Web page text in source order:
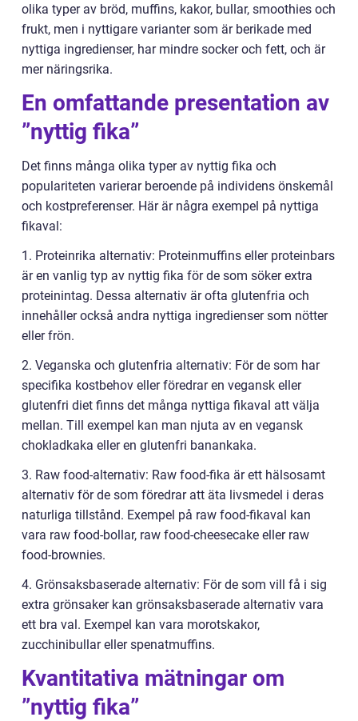
olika typer av bröd, muffins, kakor, bullar, smoothies och
frukt, men i nyttigare varianter som är berikade med
nyttiga ingredienser, har mindre socker och fett, och är
mer näringsrika.
En omfattande presentation av
”nyttig fika”
Det finns många olika typer av nyttig fika och
populariteten varierar beroende på individens önskemål
och kostpreferenser. Här är några exempel på nyttiga
fikaval:
1. Proteinrika alternativ: Proteinmuffins eller proteinbars
är en vanlig typ av nyttig fika för de som söker extra
proteinintag. Dessa alternativ är ofta glutenfria och
innehåller också andra nyttiga ingredienser som nötter
eller frön.
2. Veganska och glutenfria alternativ: För de som har
specifika kostbehov eller föredrar en vegansk eller
glutenfri diet finns det många nyttiga fikaval att välja
mellan. Till exempel kan man njuta av en vegansk
chokladkaka eller en glutenfri banankaka.
3. Raw food-alternativ: Raw food-fika är ett hälsosamt
alternativ för de som föredrar att äta livsmedel i deras
naturliga tillstånd. Exempel på raw food-fikaval kan
vara raw food-bollar, raw food-cheesecake eller raw
food-brownies.
4. Grönsaksbaserade alternativ: För de som vill få i sig
extra grönsaker kan grönsaksbaserade alternativ vara
ett bra val. Exempel kan vara morotskakor,
zucchinibullar eller spenatmuffins.
Kvantitativa mätningar om
”nyttig fika”